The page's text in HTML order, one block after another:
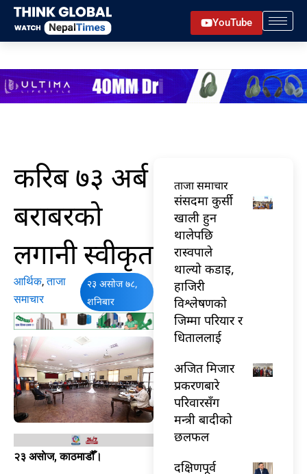
Skip
content
YouTube
करिब ७३ अर्ब
बराबरको
लगानी स्वीकृत
आर्थिक,ताजा
समाचार
२३ असोज ७८,
शनिबार
२३ असाेज, काठमाडौँ।
ताजा समाचार
संसदमा कुर्सी
खाली हुन
थालेपछि
रास्वपाले
थाल्यो कडाइ,
हाजिरी
विश्लेषणको
जिम्मा परियार र
धिताललाई
अजित मिजार
प्रकरणबारे
परिवारसँग
मन्त्री बादीको
छलफल
दक्षिणपूर्व